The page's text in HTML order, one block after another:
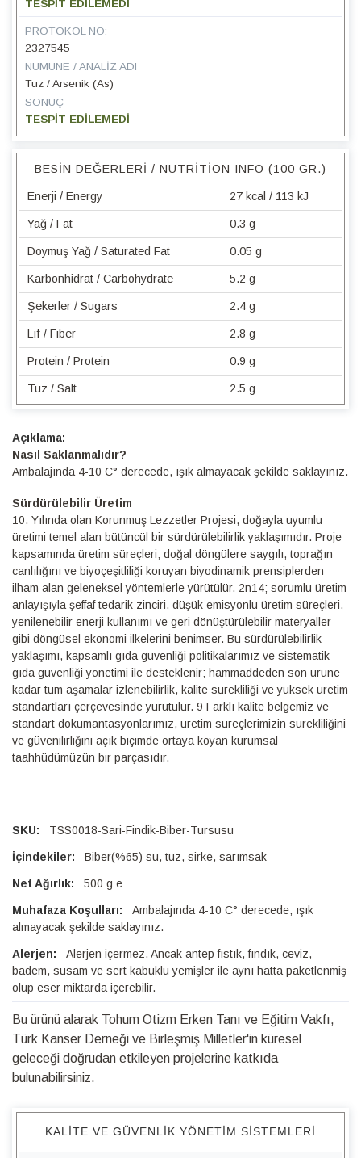
TESPİT EDİLEMEDİ
PROTOKOL NO:
2327545
NUMUNE / ANALIZ ADI
Tuz / Arsenik (As)
SONUÇ
TESPİT EDİLEMEDİ
BESIN DEĞERLERI / NUTRITION INFO (100 GR.)
Enerji / Energy 27 kcal / 113 kJ
Yağ / Fat 0.3 g
Doymuş Yağ / Saturated Fat 0.05 g
Karbonhidrat / Carbohydrate 5.2 g
Şekerler / Sugars 2.4 g
Lif / Fiber 2.8 g
Protein / Protein 0.9 g
Tuz / Salt 2.5 g
Detaylı
Bilgi
Nasıl Saklanmalıdır?
Ambalajında 4-10 C° derecede, ışık almayacak şekilde saklayınız.
Sürdürülebilir Üretim
10.⁠ ⁠Yılında olan Korunmuş Lezzetler Projesi, doğayla uyumlu
üretimi temel alan bütüncül bir sürdürülebilirlik yaklaşımıdır. Proje
kapsamında üretim süreçleri; doğal döngülere saygılı, toprağın
canlılığını ve biyoçeşitliliği koruyan biyodinamik prensiplerden
ilham alan geleneksel yöntemlerle yürütülür. 2n14; sorumlu üretim
anlayışıyla şeffaf tedarik zinciri, düşük emisyonlu üretim süreçleri,
yenilenebilir enerji kullanımı ve geri dönüştürülebilir materyaller
gibi döngüsel ekonomi ilkelerini benimser. Bu sürdürülebilirlik
yaklaşımı, kapsamlı gıda güvenliği politikalarımız ve sistematik
gıda güvenliği yönetimi ile desteklenir; hammaddeden son ürüne
kadar tüm aşamalar izlenebilirlik, kalite sürekliliği ve yüksek üretim
standartları çerçevesinde yürütülür. 9 Farklı kalite belgemiz ve
standart dokümantasyonlarımız, üretim süreçlerimizin sürekliliğini
ve güvenilirliğini açık biçimde ortaya koyan kurumsal
taahhüdümüzün bir parçasıdır.
TSS0018-Sari-Findik-Biber-Tursusu
Biber(%65) su, tuz, sirke, sarımsak
500 g e
Ambalajında 4-10 C° derecede, ışık
almayacak şekilde saklayınız.
Alerjen içermez. Ancak antep fıstık, fındık, ceviz,
badem, susam ve sert kabuklu yemişler ile aynı hatta paketlenmiş
olup eser miktarda içerebilir.
Bu ürünü alarak Tohum Otizm Erken Tanı ve Eğitim Vakfı,
Türk Kanser Derneği ve Birleşmiş Milletler'in küresel
geleceği doğrudan etkileyen projelerine katkıda
bulunabilirsiniz.
KALITE VE GÜVENLIK YÖNETIM SISTEMLERI